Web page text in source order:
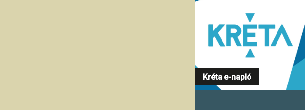
Kréta e-napló